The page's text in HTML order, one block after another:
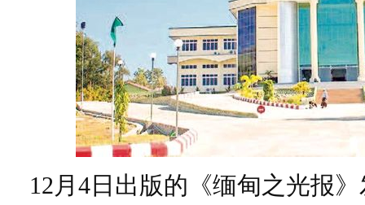
12月4日出版的《缅甸之光报